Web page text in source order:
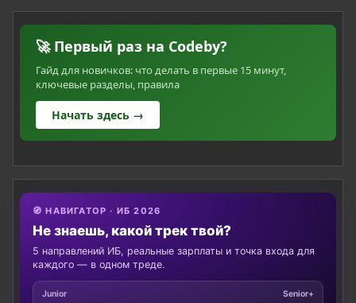
🚀 Первый раз на Codeby?
Гайд для новичков: что делать в первые 15 минут,
ключевые разделы, правила
Начать здесь →
🧭 НАВИГАТОР · ИБ 2026
Не знаешь, какой трек твой?
5 направлений ИБ, реальные зарплаты и точка входа для
каждого — в одном треде.
Junior Senior+